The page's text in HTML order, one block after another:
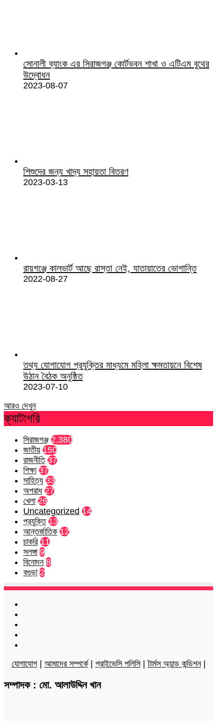
সোনালী ব্যাংক এর সিরাজগঞ্জ কোর্টভবন শাখা ও এটিএম বুথের
উদ্বোধন
2023-08-07
শিশুদের জন্য খাদ্য সহায়তা বিতরণ
2023-03-13
রায়গঞ্জে কালভার্ট আছে রাস্তা নেই, যাতায়াতের ভোগান্তি
2022-08-27
তথ্য যোগাযোগ প্রযুক্তির মাধ্যমে মহিলা ক্ষমতায়নে বিশেষ
উঠান বৈঠক অনুষ্ঠিত
2023-07-10
আরও দেখুন
ক্যাটাগরি
সিরাজগঞ্জ 2,380
জাতীয় 150
রাজনীতি 37
শিক্ষা 37
সাহিত্য 33
অপরাধ 27
খেলা 26
Uncategorized 14
প্রযুক্তি 13
আন্তর্জাতিক 12
চাকরি 11
সলঙ্গা 9
বিনোদন 8
বগুড়া 2
যোগাযোগ| আমাদের সম্পর্কে| প্রাইভেসি পলিসি|টার্মস অ্যান্ড কন্ডিশন|
সম্পাদক : মো. আলাউদ্দিন খান